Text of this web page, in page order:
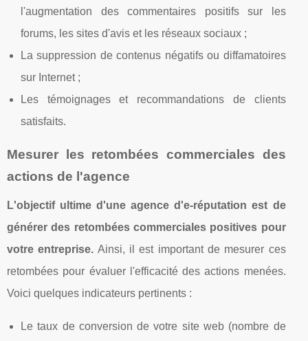
l'augmentation des commentaires positifs sur les
forums, les sites d'avis et les réseaux sociaux ;
La suppression de contenus négatifs ou diffamatoires
sur Internet ;
Les témoignages et recommandations de clients
satisfaits.
Mesurer les retombées commerciales des
actions de l'agence
L'objectif ultime d'une agence d'e-réputation est de
générer des retombées commerciales positives pour
votre entreprise. Ainsi, il est important de mesurer ces
retombées pour évaluer l'efficacité des actions menées.
Voici quelques indicateurs pertinents :
Le taux de conversion de votre site web (nombre de